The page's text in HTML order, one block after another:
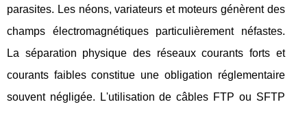
parasites. Les néons, variateurs et moteurs génèrent des
champs électromagnétiques particulièrement néfastes.
La séparation physique des réseaux courants forts et
courants faibles constitue une obligation réglementaire
souvent négligée. L'utilisation de câbles FTP ou SFTP